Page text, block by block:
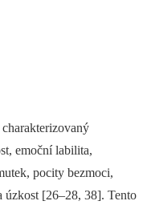
emoční labilita,
pocity bezmoci,
úzkost [26–28, 38]. Tento